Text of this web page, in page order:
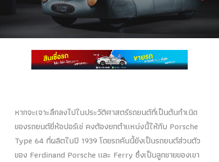
หากจะเจาะลึกลงไปในประวัติศาสตร์รถยนต์ที่เป็นต้นกำเนิด
ของรถยนต์ยี่ห้อปอร์เช่ คงต้องยกตำแหน่งนี้ให้กับ Porsche
Type 64 ที่ผลิตในปี 1939 โดยรถคันนี้ยังเป็นรถยนต์ส่วนตัว
ของ Ferdinand Porsche และ Ferry ซึ่งเป็นลูกชายของเขา